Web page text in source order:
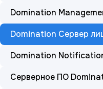
Domination
Domination Сервер
Domination
Серверное ПО